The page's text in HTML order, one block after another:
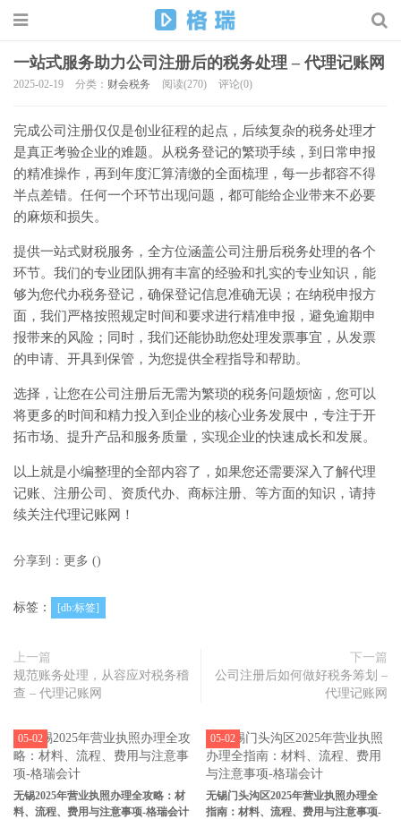
一站式服务助力公司注册后的税务处理 – 代理记账网
2025-02-19 分类： 财会税务 阅读(270) 评论(0)
完成公司注册仅仅是创业征程的起点，后续复杂的税务处理才
是真正考验企业的难题。从税务登记的繁琐手续，到日常申报
的精准操作，再到年度汇算清缴的全面梳理，每一步都容不得
半点差错。任何一个环节出现问题，都可能给企业带来不必要
的麻烦和损失。
提供一站式财税服务，全方位涵盖公司注册后税务处理的各个
环节。我们的专业团队拥有丰富的经验和扎实的专业知识，能
够为您代办税务登记，确保登记信息准确无误；在纳税申报方
面，我们严格按照规定时间和要求进行精准申报，避免逾期申
报带来的风险；同时，我们还能协助您处理发票事宜，从发票
的申请、开具到保管，为您提供全程指导和帮助。
选择，让您在公司注册后无需为繁琐的税务问题烦恼，您可以
将更多的时间和精力投入到企业的核心业务发展中，专注于开
拓市场、提升产品和服务质量，实现企业的快速成长和发展。
以上就是小编整理的全部内容了，如果您还需要深入了解代理
记账、注册公司、资质代办、商标注册、等方面的知识，请持
续关注代理记账网！
分享到： 更多 ()
标签： [db:标签]
上一篇
规范账务处理，从容应对税务稽
查 – 代理记账网
下一篇
公司注册后如何做好税务筹划 –
代理记账网
无锡2025年营业执照办理全攻略：材
料、流程、费用与注意事项-格瑞会计
05-02
无锡门头沟区2025年营业执照办理全
指南：材料、流程、费用与注意事项-
05-02